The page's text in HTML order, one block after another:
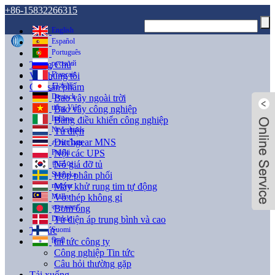
+86-15832266315
English
Español
Português
русский
Français
日本語
Deutsch
tiếng Việt
Italiano
Nederlands
ภาษาไทย
Polski
한국어
Svenska
magyar
Malay
বাংলা ভাষার
Dansk
Suomi
हिन्दी
Trang Chủ
Về chúng tôi
Các sản phẩm
Bao vây ngoài trời
Bao vây công nghiệp
Bảng điều khiển công nghiệp
Tủ điện
Đitchgear MNS
Nội các UPS
Nó giá đỡ tủ
Hộp phân phối
Máy khử rung tim tự động
Vỏ thép không gỉ
Bơm ống
Tủ điện áp trung bình và cao
Tin tức
tin tức công ty
Công nghiệp Tin tức
Câu hỏi thường gặp